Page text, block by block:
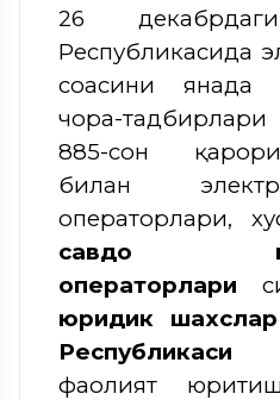
26
Республикасида
соҳасини янада
чора-
885-сон
билан
операторлари,
савдо
операторлари
юридик
Республикаси
фаолият